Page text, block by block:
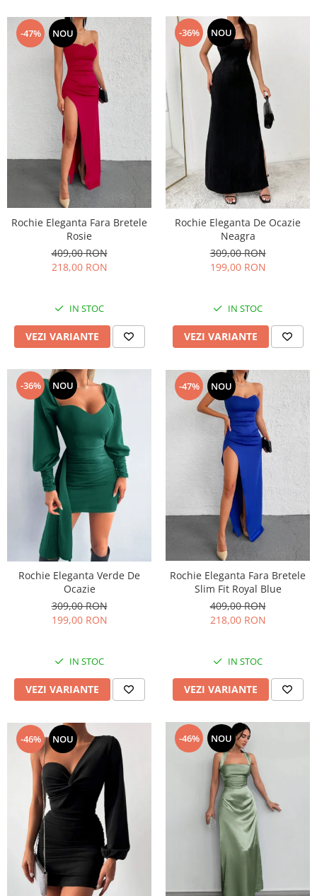
-47% NOU
Rochie Eleganta Fara Bretele
Rosie
409,00 RON
218,00 RON
IN STOC
VEZI VARIANTE
-36% NOU
Rochie Eleganta De Ocazie
Neagra
309,00 RON
199,00 RON
IN STOC
VEZI VARIANTE
-36% NOU
Rochie Eleganta Verde De
Ocazie
309,00 RON
199,00 RON
IN STOC
VEZI VARIANTE
-47% NOU
Rochie Eleganta Fara Bretele
Slim Fit Royal Blue
409,00 RON
218,00 RON
IN STOC
VEZI VARIANTE
-46% NOU -46% NOU